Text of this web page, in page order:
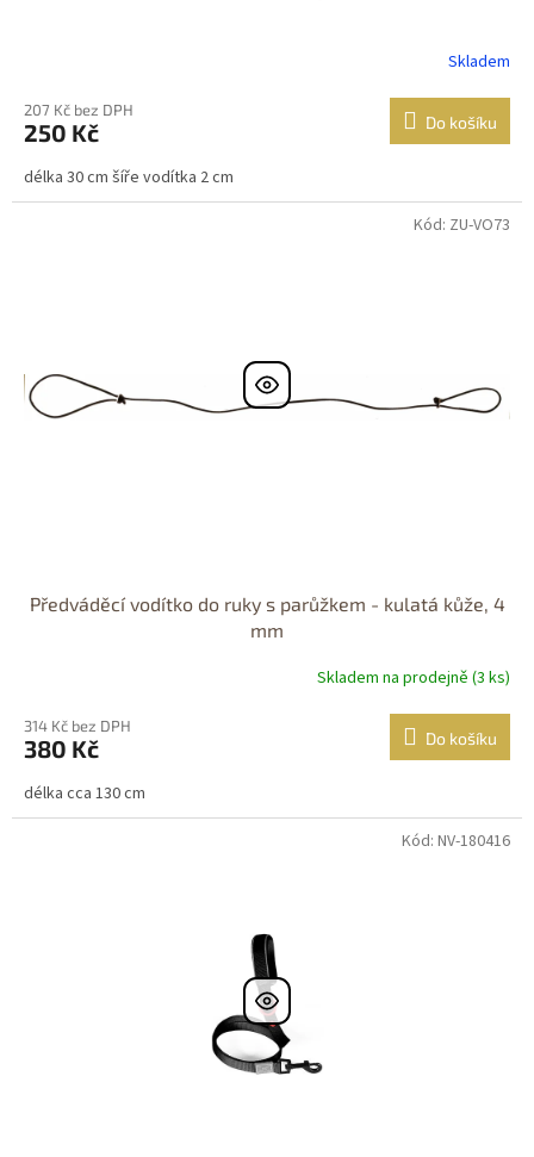
Skladem
207 Kč bez DPH
250 Kč Do košíku
délka 30 cm šíře vodítka 2 cm
Předváděcí vodítko do ruky s parůžkem - kulatá kůže, 4
mm
Skladem na prodejně (3 ks)
314 Kč bez DPH
380 Kč Do košíku
délka cca 130 cm
Kód: ZU-VO73
Kód: NV-180416